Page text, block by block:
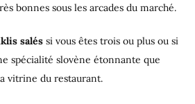
bonnes sous les arcades du marché.
salés si vous êtes trois ou plus ou si
spécialité slovène étonnante que
vitrine du restaurant.